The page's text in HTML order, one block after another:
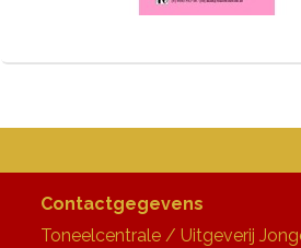
Contactgegevens
Toneelcentrale / Uitgeverij